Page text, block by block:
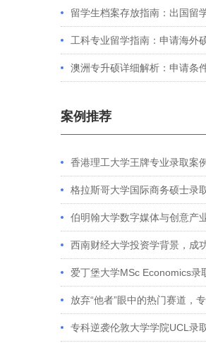
例看港大、港中文申请要求
留学生档案存放指南：出国留
处理？留学服务中心常见问题解
工科专业留学指南：申请海外
准备的4件事
澳洲专升硕详细解析：申请条
案例推荐
香港理工大学王牌专业录取案例
格拉斯哥大学国际商务硕士录
伯明翰大学数字媒体与创意产
例 西南财经大学投资学背景，成
校多份Offer
爱丁堡大学MSc Economics录
放弃“他者”眼中的热门赛道，
获藤校offer｜成功跨专业申请经
专科逆袭伦敦大学学院UCL录